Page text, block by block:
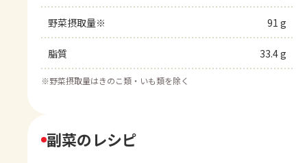
野菜摂取量※ 91 g
脂質 33.4 g
※野菜摂取量はきのこ類・いも類を除く
副菜のレシピ